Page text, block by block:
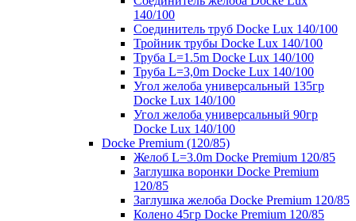
140/100
Соединитель труб Docke Lux 140/100
Тройник трубы Docke Lux 140/100
Труба L=1.5m Docke Lux 140/100
Труба L=3,0m Docke Lux 140/100
Угол желоба универсальный 135гр
Docke Lux 140/100
Угол желоба универсальный 90гр
Docke Lux 140/100
Docke Premium (120/85)
Желоб L=3.0m Docke Premium 120/85
Заглушка воронки Docke Premium
120/85
Заглушка желоба Docke Premium 120/85
Колено 45гр Docke Premium 120/85